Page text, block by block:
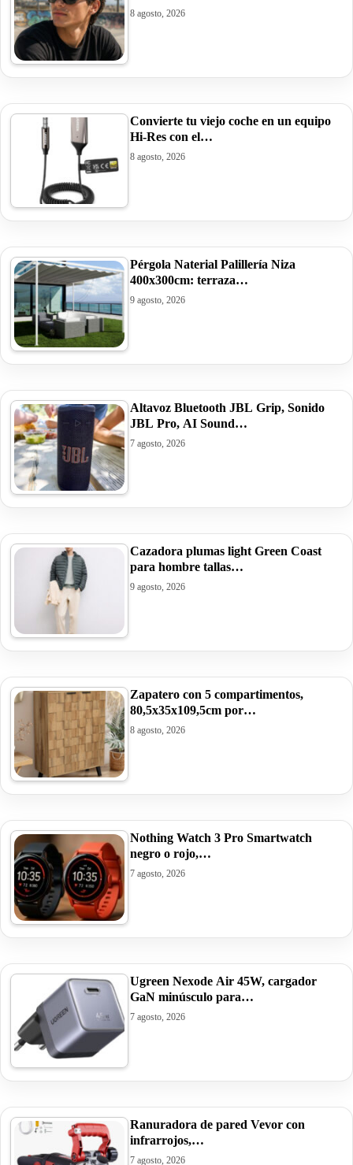
8 agosto, 2026
Convierte tu viejo coche en un equipo
Hi-Res con el…
8 agosto, 2026
Pérgola Naterial Palillería Niza
400x300cm: terraza…
9 agosto, 2026
Altavoz Bluetooth JBL Grip, Sonido
JBL Pro, AI Sound…
7 agosto, 2026
Cazadora plumas light Green Coast
para hombre tallas…
9 agosto, 2026
Zapatero con 5 compartimentos,
80,5x35x109,5cm por…
8 agosto, 2026
Nothing Watch 3 Pro Smartwatch
negro o rojo,…
7 agosto, 2026
Ugreen Nexode Air 45W, cargador
GaN minúsculo para…
7 agosto, 2026
Ranuradora de pared Vevor con
infrarrojos,…
7 agosto, 2026